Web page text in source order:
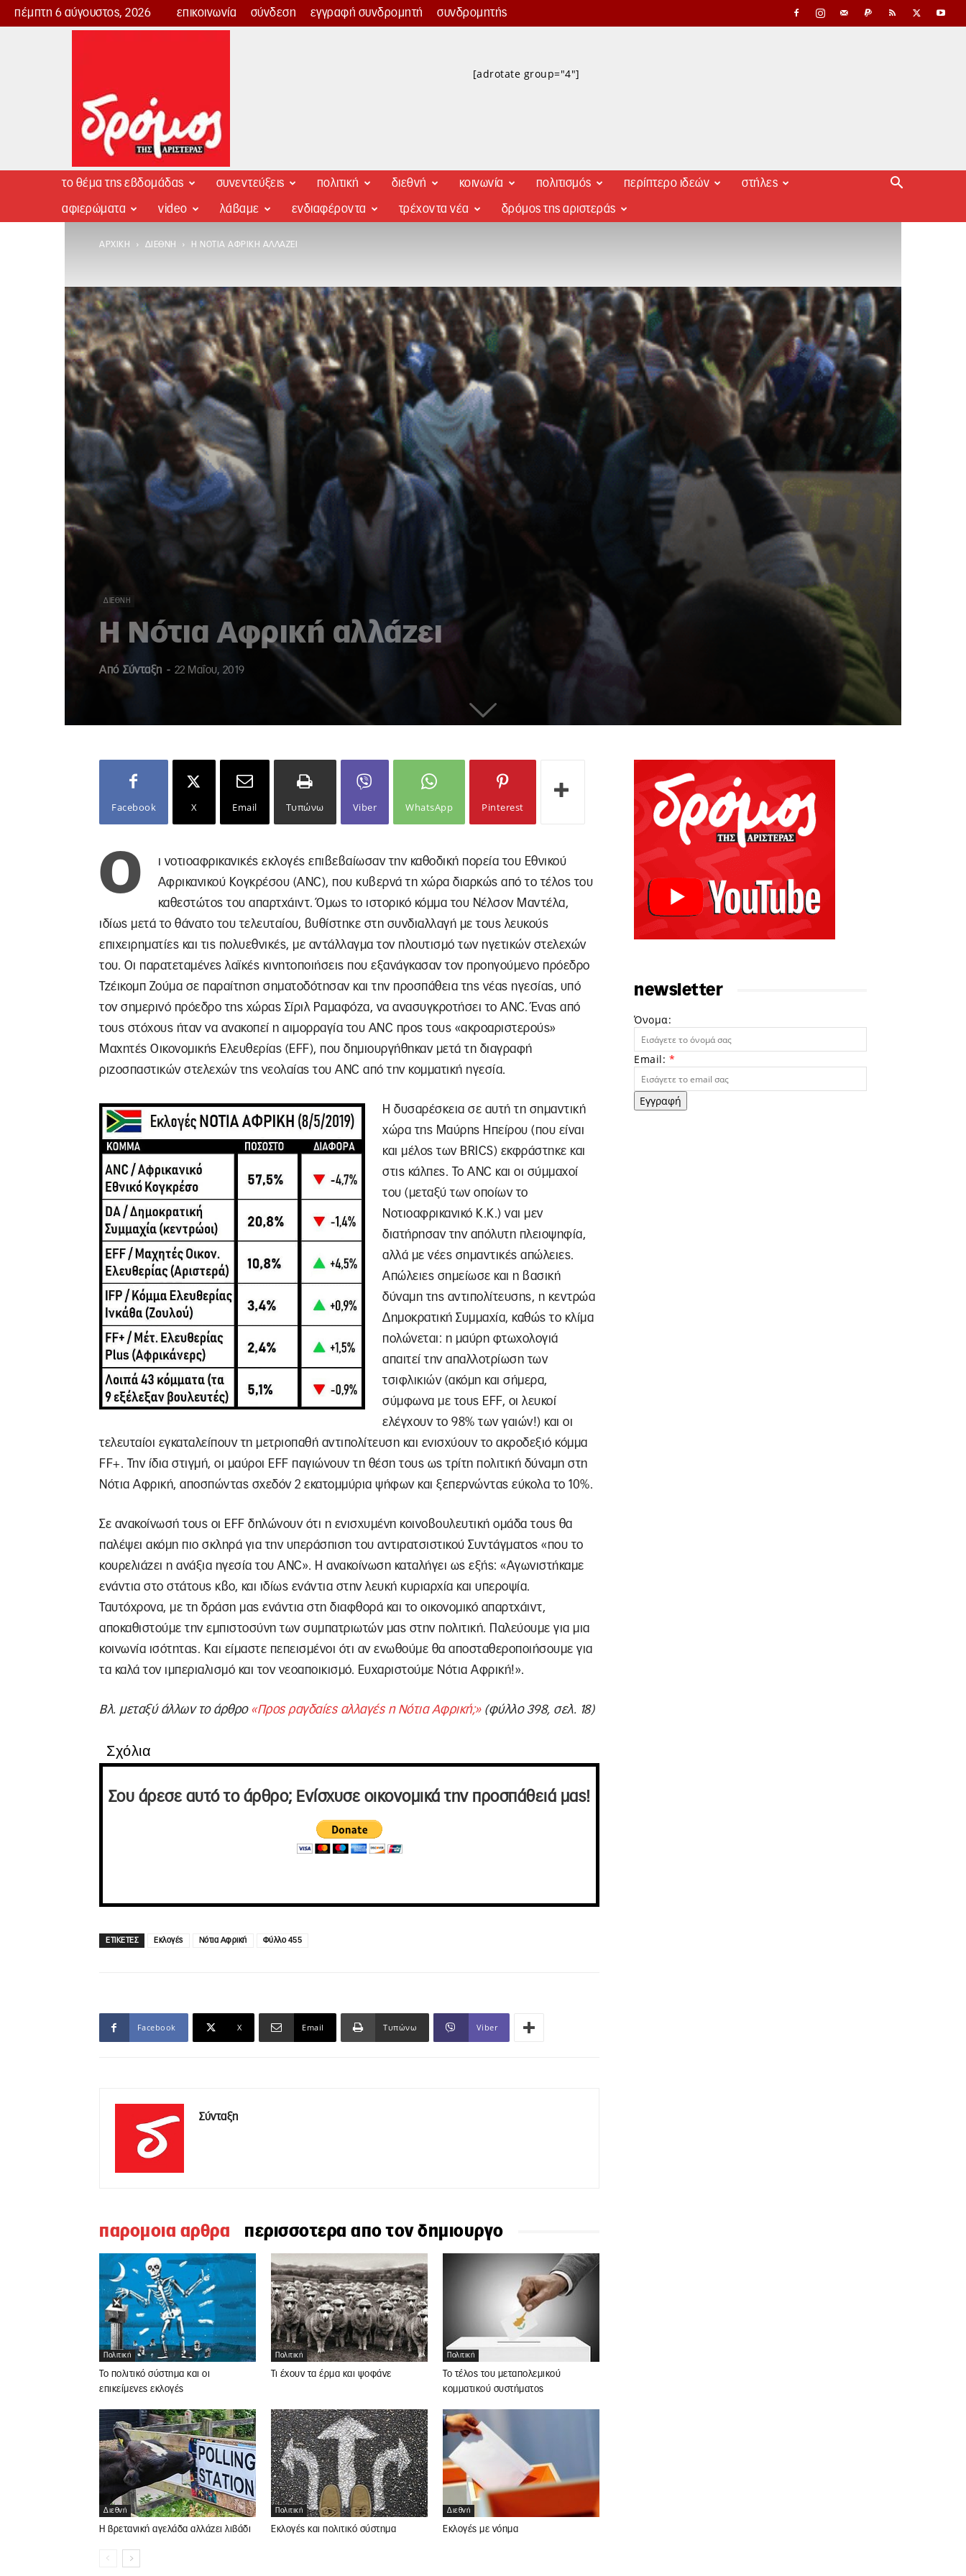
πέμπτη 6 αύγουστος, 2026 επικοινωνία σύνδεση εγγραφή συνδρομητή συνδρομητής
Δρόμος
[adrotate group="4"]
το θέμα της εβδομάδας συνεντεύξεις πολιτική διεθνή κοινωνία πολιτισμός περίπτερο ιδεών στήλες
αφιερώματα video λάβαμε ενδιαφέροντα τρέχοντα νέα δρόμος της αριστεράς
ΑΡΧΙΚΉ ΔΙΕΘΝΉ Η ΝΌΤΙΑ ΑΦΡΙΚΉ ΑΛΛΆΖΕΙ
ΔΙΕΘΝΉ
Η Νότια Αφρική αλλάζει
Από Σύνταξη - 22 Μαΐου, 2019
Facebook X Email Τυπώνω Viber WhatsApp Pinterest
Ο
ι νοτιοαφρικανικές εκλογές επιβεβαίωσαν την καθοδική πορεία του Εθνικού
Αφρικανικού Κογκρέσου (ANC), που κυβερνά τη χώρα διαρκώς από το τέλος του
καθεστώτος του απαρτχάιντ. Όμως το ιστορικό κόμμα του Νέλσον Μαντέλα,
ιδίως μετά το θάνατο του τελευταίου, βυθίστηκε στη συνδιαλλαγή με τους λευκούς
επιχειρηματίες και τις πολυεθνικές, με αντάλλαγμα τον πλουτισμό των ηγετικών στελεχών
του. Οι παρατεταμένες λαϊκές κινητοποιήσεις που εξανάγκασαν τον προηγούμενο πρόεδρο
Τζέικομπ Ζούμα σε παραίτηση σηματοδότησαν και την προσπάθεια της νέας ηγεσίας, υπό
τον σημερινό πρόεδρο της χώρας Σίριλ Ραμαφόζα, να ανασυγκροτήσει το ANC. Ένας από
τους στόχους ήταν να ανακοπεί η αιμορραγία του ANC προς τους «ακροαριστερούς»
Μαχητές Οικονομικής Ελευθερίας (EFF), που δημιουργήθηκαν μετά τη διαγραφή
ριζοσπαστικών στελεχών της νεολαίας του ANC από την κομματική ηγεσία.
Η δυσαρέσκεια σε αυτή τη σημαντική
χώρα της Μαύρης Ηπείρου (που είναι
και μέλος των BRICS) εκφράστηκε και
στις κάλπες. Το ANC και οι σύμμαχοί
του (μεταξύ των οποίων το
Νοτιοαφρικανικό Κ.Κ.) ναι μεν
διατήρησαν την απόλυτη πλειοψηφία,
αλλά με νέες σημαντικές απώλειες.
Απώλειες σημείωσε και η βασική
δύναμη της αντιπολίτευσης, η κεντρώα
Δημοκρατική Συμμαχία, καθώς το κλίμα
πολώνεται: η μαύρη φτωχολογιά
απαιτεί την απαλλοτρίωση των
τσιφλικιών (ακόμη και σήμερα,
σύμφωνα με τους EFF, οι λευκοί
ελέγχουν το 98% των γαιών!) και οι
τελευταίοι εγκαταλείπουν τη μετριοπαθή αντιπολίτευση και ενισχύουν το ακροδεξιό κόμμα
FF+. Την ίδια στιγμή, οι μαύροι EFF παγιώνουν τη θέση τους ως τρίτη πολιτική δύναμη στη
Νότια Αφρική, αποσπώντας σχεδόν 2 εκατομμύρια ψήφων και ξεπερνώντας εύκολα το 10%.
Σε ανακοίνωσή τους οι EFF δηλώνουν ότι η ενισχυμένη κοινοβουλευτική ομάδα τους θα
παλέψει ακόμη πιο σκληρά για την υπεράσπιση του αντιρατσιστικού Συντάγματος «που το
κουρελιάζει η ανάξια ηγεσία του ANC». Η ανακοίνωση καταλήγει ως εξής: «Αγωνιστήκαμε
ενάντια στο στάτους κβο, και ιδίως ενάντια στην λευκή κυριαρχία και υπεροψία.
Ταυτόχρονα, με τη δράση μας ενάντια στη διαφθορά και το οικονομικό απαρτχάιντ,
αποκαθιστούμε την εμπιστοσύνη των συμπατριωτών μας στην πολιτική. Παλεύουμε για μια
κοινωνία ισότητας. Και είμαστε πεπεισμένοι ότι αν ενωθούμε θα αποσταθεροποιήσουμε για
τα καλά τον ιμπεριαλισμό και τον νεοαποικισμό. Ευχαριστούμε Νότια Αφρική!».
Βλ. μεταξύ άλλων το άρθρο «Προς ραγδαίες αλλαγές η Νότια Αφρική;»(φύλλο 398, σελ. 18)
Σχόλια
Σου άρεσε αυτό το άρθρο; Ενίσχυσε οικονομικά την προσπάθειά μας!
ΕΤΙΚΕΤΕΣ Εκλογές Νότια Αφρική Φύλλο 455
Facebook X Email Τυπώνω Viber
Σύνταξη
παρομοια αρθρα περισσοτερα απο τον δημιουργο
Πολιτική
Το πολιτικό σύστημα και οι
επικείμενες εκλογές
Πολιτική
Τι έχουν τα έρμα και ψοφάνε
Πολιτική
Το τέλος του μεταπολεμικού
κομματικού συστήματος
Διεθνή
Η βρετανική αγελάδα αλλάζει λιβάδι
Πολιτική
Εκλογές και πολιτικό σύστημα
Διεθνή
Εκλογές με νόημα
newsletter
Όνομα:
Email: *
Εγγραφή